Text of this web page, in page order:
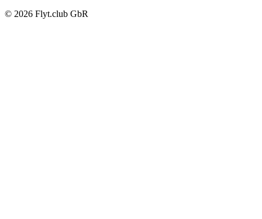
© 2026 Flyt.club GbR